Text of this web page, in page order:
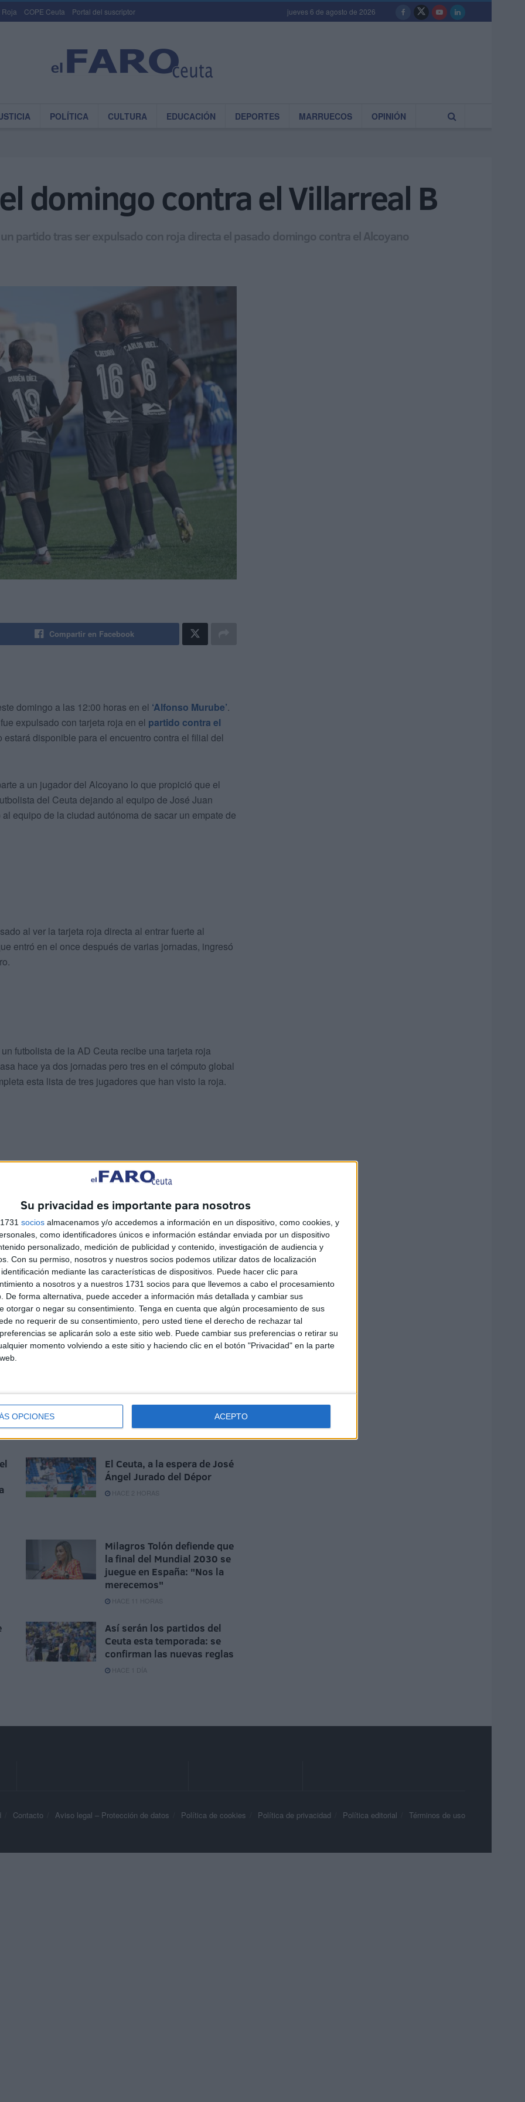
Su privacidad es importante para nosotros
socios almacenamos y/o accedemos a información en un dispositivo, como cookies, y
como identificadores únicos e información estándar enviada por un dispositivo
personalizado, medición de publicidad y contenido, investigación de audiencia y
Con su permiso, nosotros y nuestros socios podemos utilizar datos de localización
mediante las características de dispositivos. Puede hacer clic para
a nosotros y a nuestros 1731 socios para que llevemos a cabo el procesamiento
De forma alternativa, puede acceder a información más detallada y cambiar sus
otorgar o negar su consentimiento. Tenga en cuenta que algún procesamiento de sus
no requerir de su consentimiento, pero usted tiene el derecho de rechazar tal
se aplicarán solo a este sitio web. Puede cambiar sus preferencias o retirar su
momento volviendo a este sitio y haciendo clic en el botón "Privacidad" en la parte
OPCIONES ACEPTO
Roja COPE Ceuta Portal del suscriptor jueves 6 de agosto de 2026
POLÍTICA CULTURA EDUCACIÓN DEPORTES MARRUECOS OPINIÓN
domingo contra el Villarreal B
partido tras ser expulsado con roja directa el pasado domingo contra el Alcoyano
Compartir en Facebook
domingo a las 12:00 horas en el ‘Alfonso Murube’.
fue expulsado con tarjeta roja en el partido contra el
estará disponible para el encuentro contra el filial del
a un jugador del Alcoyano lo que propició que el
del Ceuta dejando al equipo de José Juan
equipo de la ciudad autónoma de sacar un empate de
al ver la tarjeta roja directa al entrar fuerte al
entró en el once después de varias jornadas, ingresó
futbolista de la AD Ceuta recibe una tarjeta roja
hace ya dos jornadas pero tres en el cómputo global
esta lista de tres jugadores que han visto la roja.
sufrió pero sacó un buen punto en un estadio
final para sacar un punto y poder seguir afianzándose
contar con Jota López en este encuentro contra el
a las 12:00 horas del mediodía y que los
los de José Juan Romero y en el que esperan
El Ceuta, a la espera de José
Ángel Jurado del Dépor
HACE 2 HORAS
Milagros Tolón defiende que
la final del Mundial 2030 se
juegue en España: "Nos la
merecemos"
HACE 11 HORAS
Así serán los partidos del
Ceuta esta temporada: se
confirman las nuevas reglas
HACE 1 DÍA
Contacto Aviso legal – Protección de datos Política de cookies Política de privacidad Política editorial Términos de uso